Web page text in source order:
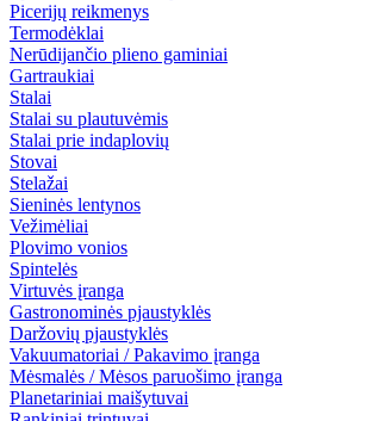
Picerijų reikmenys
Termodėklai
Nerūdijančio plieno gaminiai
Gartraukiai
Stalai
Stalai su plautuvėmis
Stalai prie indaplovių
Stovai
Stelažai
Sieninės lentynos
Vežimėliai
Plovimo vonios
Spintelės
Virtuvės įranga
Gastronominės pjaustyklės
Daržovių pjaustyklės
Vakuumatoriai / Pakavimo įranga
Mėsmalės / Mėsos paruošimo įranga
Planetariniai maišytuvai